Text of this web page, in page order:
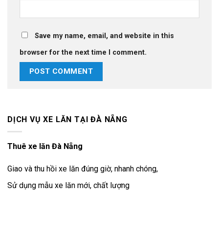
Save my name, email, and website in this
browser for the next time I comment.
DỊCH VỤ XE LĂN TẠI ĐÀ NẴNG
Thuê xe lăn Đà Nẵng
Giao và thu hồi xe lăn đúng giờ, nhanh chóng,
Sử dụng mẫu xe lăn mới, chất lượng